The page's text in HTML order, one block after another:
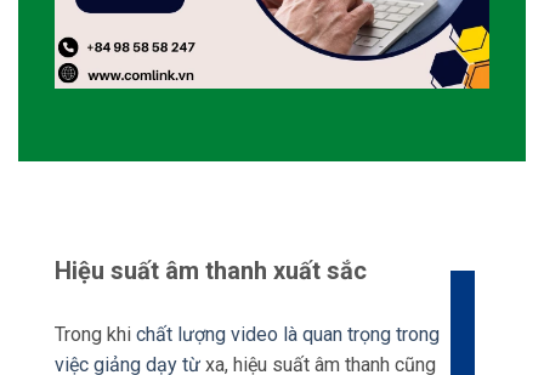
Trong khichất lượng video là quan trọng trong
việc giảng dạy từ
xa, hiệu suất âm thanh cũng
đóng vai trò quan trọng trong việc đảm bảo
Camera này vượt trội trong khía cạnh này với
tiến và microphone mạnh mẽ, camera ghi lại
ràng nhất.